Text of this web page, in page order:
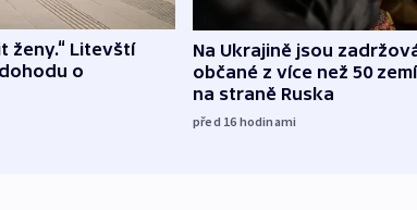
ženy.“ Litevští
o
Na Ukrajině jsou
občané z více než 50
na straně Ruska
před 16 hodinami